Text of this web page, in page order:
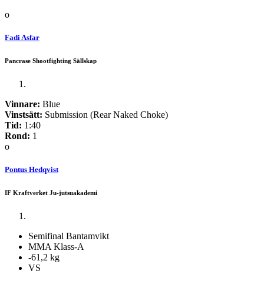
o
Fadi Asfar
Pancrase Shootfighting Sällskap
Vinnare: Blue
Vinstsätt: Submission (Rear Naked Choke)
Tid: 1:40
Rond: 1
o
Pontus Hedqvist
IF Kraftverket Ju-jutsuakademi
Semifinal Bantamvikt
MMA Klass-A
-61,2 kg
VS